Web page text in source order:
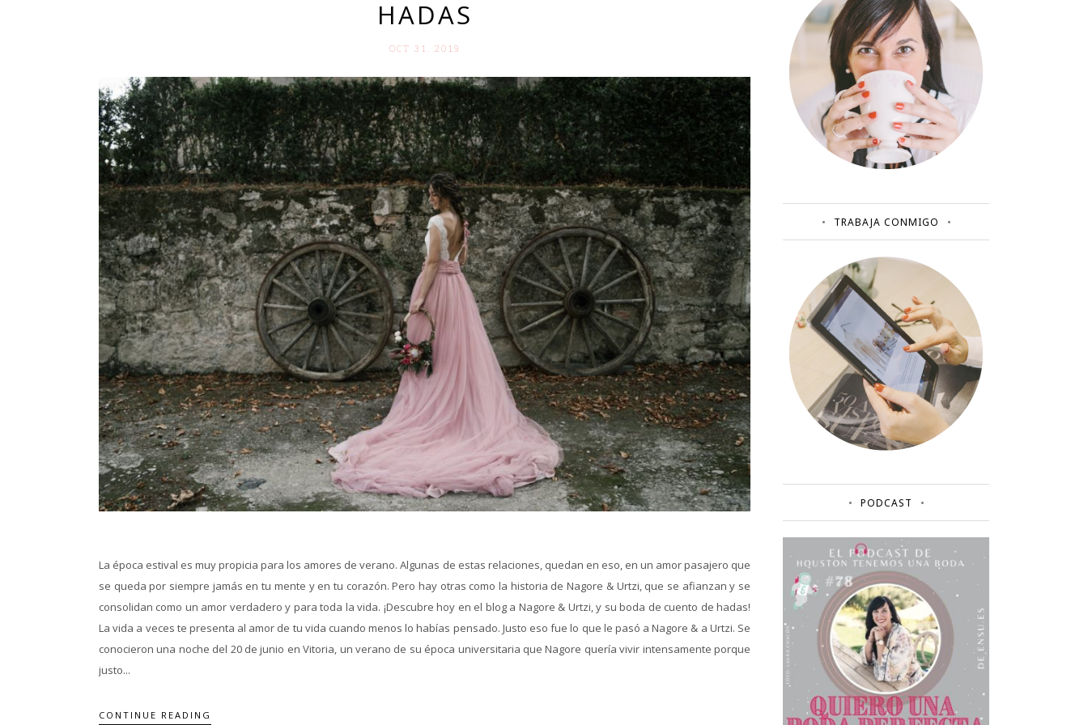
HADAS
OCT 31. 2019
La época estival es muy propicia para los amores de verano. Algunas de estas relaciones, quedan en eso, en un amor pasajero que
se queda por siempre jamás en tu mente y en tu corazón. Pero hay otras como la historia de Nagore & Urtzi, que se afianzan y se
consolidan como un amor verdadero y para toda la vida. ¡Descubre hoy en el blog a Nagore & Urtzi, y su boda de cuento de hadas!
La vida a veces te presenta al amor de tu vida cuando menos lo habías pensado. Justo eso fue lo que le pasó a Nagore & a Urtzi. Se
conocieron una noche del 20 de junio en Vitoria, un verano de su época universitaria que Nagore quería vivir intensamente porque
justo...
CONTINUE READING
TRABAJA CONMIGO
PODCAST